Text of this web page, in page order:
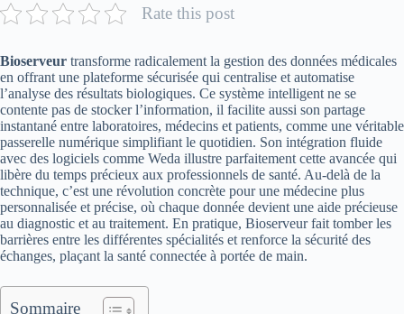
Rate this post
Bioserveur transforme radicalement la gestion des données médicales
en offrant une plateforme sécurisée qui centralise et automatise
l’analyse des résultats biologiques. Ce système intelligent ne se
contente pas de stocker l’information, il facilite aussi son partage
instantané entre laboratoires, médecins et patients, comme une véritable
passerelle numérique simplifiant le quotidien. Son intégration fluide
avec des logiciels comme Weda illustre parfaitement cette avancée qui
libère du temps précieux aux professionnels de santé. Au-delà de la
technique, c’est une révolution concrète pour une médecine plus
personnalisée et précise, où chaque donnée devient une aide précieuse
au diagnostic et au traitement. En pratique, Bioserveur fait tomber les
barrières entre les différentes spécialités et renforce la sécurité des
échanges, plaçant la santé connectée à portée de main.
Sommaire